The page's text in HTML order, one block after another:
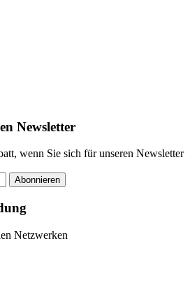
Newsletter
wenn Sie sich für unseren Newsletter
Abonnieren
Netzwerken